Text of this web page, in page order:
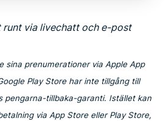
via livechatt och e-post
sina prenumerationer via Apple App
Play Store har inte tillgång till
pengarna-tillbaka-garanti. Istället kan
via App Store eller Play Store,